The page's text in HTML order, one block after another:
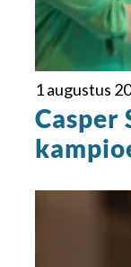
1 augustus
Casper